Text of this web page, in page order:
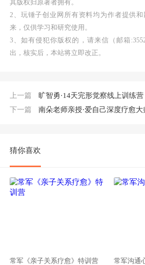
其版权归原著者拥有。
2、玩锤子创业网所有资料均为作者提供
来，仅供学习和研究使用。
3、如有侵犯你版权的，请来信（邮箱
出，核实后，本站将立即改正。
上一篇
旷智勇·14天完形觉察线上训练营
下一篇
南朵老师亲授·爱自己深度疗愈大师
猜你喜欢
常军《亲子关系疗愈》特训营 常军沟通